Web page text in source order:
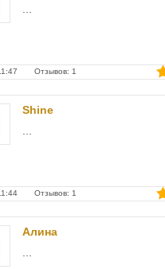
Отзывов: 1
Shine
Отзывов: 1
Алина